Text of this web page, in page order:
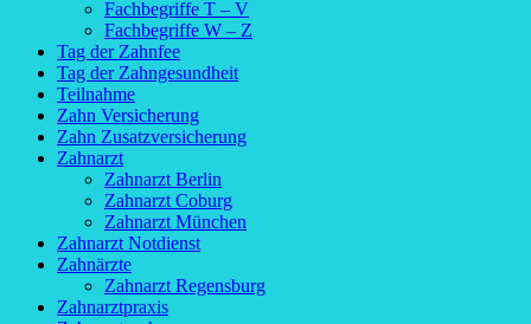
Fachbegriffe T – V
Fachbegriffe W – Z
Tag der Zahnfee
Tag der Zahngesundheit
Teilnahme
Zahn Versicherung
Zahn Zusatzversicherung
Zahnarzt
Zahnarzt Berlin
Zahnarzt Coburg
Zahnarzt München
Zahnarzt Notdienst
Zahnärzte
Zahnarzt Regensburg
Zahnarztpraxis